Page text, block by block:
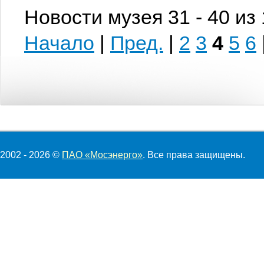
Новости музея 31 - 40 из
Начало | Пред. | 2 3 4 5 6
2002 - 2026 © ПАО «Мосэнерго». Все права защищены.